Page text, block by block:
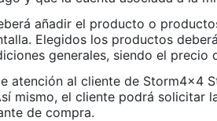
añadir el producto o
Elegidos los productos
generales, siendo el
atención al cliente de Storm4x4
mismo, el cliente podrá
de compra.